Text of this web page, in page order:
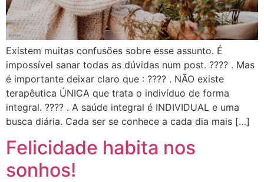
Existem muitas confusões sobre esse assunto. É
impossível sanar todas as dúvidas num post. ???? . Mas
é importante deixar claro que : ???? . NÃO existe
terapêutica ÚNICA que trata o indivíduo de forma
integral. ???? . A saúde integral é INDIVIDUAL e uma
busca diária. Cada ser se conhece a cada dia mais […]
Felicidade habita nos
sonhos!